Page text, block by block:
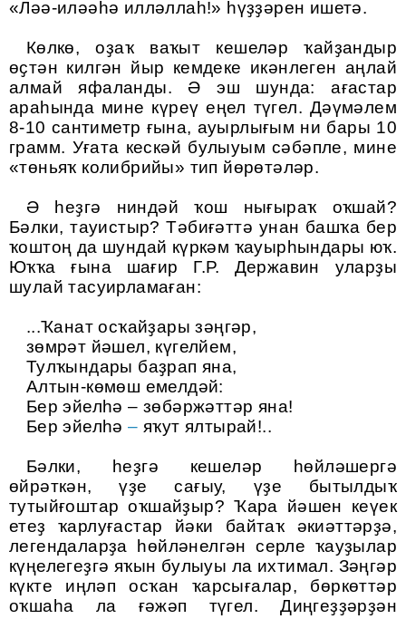
«Ләә-иләәһә илләллаһ!» һүҙҙәрен ишетә.
Көлкө, оҙаҡ ваҡыт кешеләр ҡайҙандыр
өҫтән килгән йыр кемдеке икәнлеген аңлай
алмай яфаланды. Ә эш шунда: ағастар
араһында мине күреү еңел түгел. Дәүмәлем
8-10 сантиметр ғына, ауырлығым ни бары 10
грамм. Уғата кескәй булыуым сәбәпле, мине
«төньяҡ колибрийы» тип йөрөтәләр.
Ә һеҙгә ниндәй ҡош нығыраҡ оҡшай?
Бәлки,тауистыр?Тәбиғәттә унан башҡа бер
ҡоштоң да шундай күркәм ҡауырһындары юҡ.
Юҡҡа ғына шағир Г.Р. Державин уларҙы
шулай тасуирламаған:
...Ҡанат осҡайҙары зәңгәр,
зөмрәт йәшел, күгелйем,
Тулҡындары баҙрап яна,
Алтын-көмөш емелдәй:
Бер эйелһә – зөбәржәттәр яна!
Бер эйелһә– яҡут ялтырай!..
Бәлки, һеҙгә кешеләр һөйләшергә
өйрәткән, үҙе сағыу, үҙе бытылдыҡ
тутыйғоштар оҡшайҙыр? Ҡара йәшен кеүек
етеҙ ҡарлуғастар йәки байтаҡ әкиәттәрҙә,
легендаларҙа һөйләнелгән серле ҡауҙылар
күңелегеҙгә яҡын булыуы ла ихтимал. Зәңгәр
күкте иңләп осҡан ҡарсығалар, бөркөттәр
оҡшаһа ла ғәжәп түгел. Диңгеҙҙәрҙән